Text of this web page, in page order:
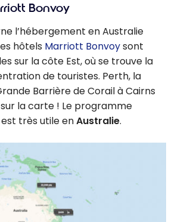
Bonvoy
l’hébergement en Australie
hôtels Marriott Bonvoysont
sur la côte Est, où se trouve la
de touristes. Perth, la
Barrière de Corail à Cairns
la carte ! Le programme
est très utile enAustralie.